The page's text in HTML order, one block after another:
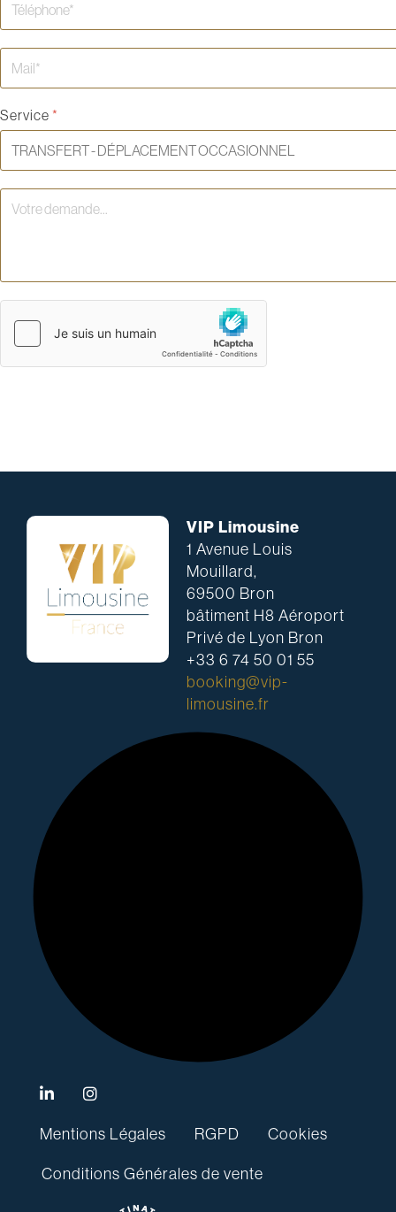
Service *
VIP Limousine
1 Avenue Louis
Mouillard,
69500 Bron
bâtiment H8 Aéroport
Privé de Lyon Bron
+33 6 74 50 01 55
booking@vip-
limousine.fr
Mentions Légales RGPD
Cookies
Conditions Générales de vente